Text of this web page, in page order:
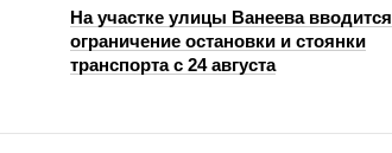
На участке улицы Ванеева вводится
ограничение остановки и стоянки
транспорта с 24 августа